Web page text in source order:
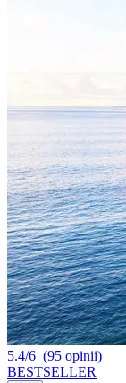
5.4/6 (95 opinii)
BESTSELLER